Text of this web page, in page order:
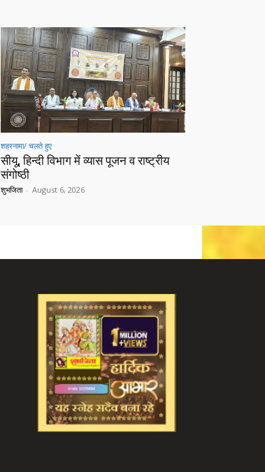
शहरनामा/ चलते हुए
सीयू, हिन्दी विभाग में व्यास पूजन व राष्ट्रीय
संगोष्ठी
शुभजिता - August 6, 2026